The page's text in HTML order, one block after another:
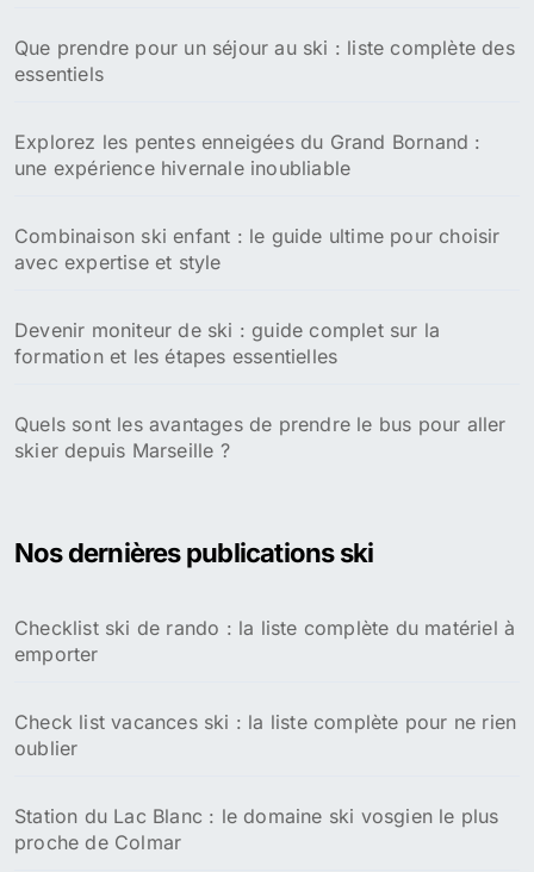
Que prendre pour un séjour au ski : liste complète des
essentiels
Explorez les pentes enneigées du Grand Bornand :
une expérience hivernale inoubliable
Combinaison ski enfant : le guide ultime pour choisir
avec expertise et style
Devenir moniteur de ski : guide complet sur la
formation et les étapes essentielles
Quels sont les avantages de prendre le bus pour aller
skier depuis Marseille ?
Nos dernières publications ski
Checklist ski de rando : la liste complète du matériel à
emporter
Check list vacances ski : la liste complète pour ne rien
oublier
Station du Lac Blanc : le domaine ski vosgien le plus
proche de Colmar